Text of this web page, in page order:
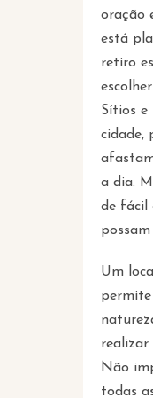
oração
está
retiro
Sítios e
cidade,
a dia.
de fácil
Um
Não
todas